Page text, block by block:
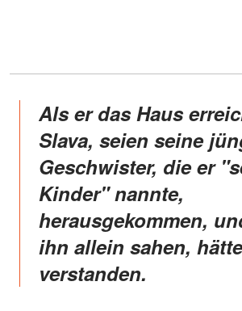
Als er das Haus erreichte, sagte
Slava, seien seine
Geschwister, die er
Kinder" nannte,
herausgekommen,
ihn allein sahen,
verstanden.